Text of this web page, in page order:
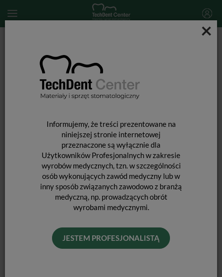
×
Informujemy, że treści prezentowane na
niniejszej stronie internetowej
przeznaczone są wyłącznie dla
Użytkowników Profesjonalnych w zakresie
wyrobów medycznych, tzn. w szczególności
osób wykonujących zawód medyczny lub w
inny sposób związanych zawodowo z branżą
medyczną, np. prowadzących obrót
wyrobami medycznymi.
JESTEM PROFESJONALISTĄ